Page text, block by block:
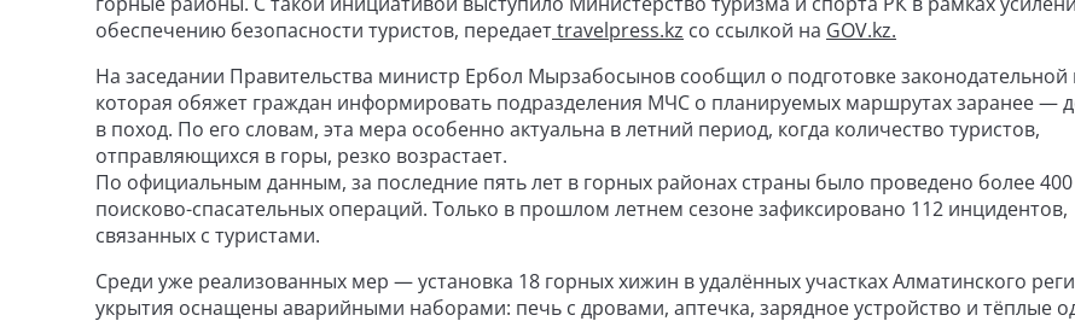
обеспечению безопасности туристов, передаетtravelpress.kz со ссылкой на GOV.kz.
На заседании Правительства министр Ербол Мырзабосынов сообщил о подготовке
которая обяжет граждан информировать подразделения МЧС о планируемых маршрутах заранее —
в поход. По его словам, эта мера особенно актуальна в летний период, когда количество туристов,
отправляющихся в горы, резко возрастает.
По официальным данным, за последние пять лет в горных районах страны было проведено более 400
поисково-спасательных операций. Только в прошлом летнем сезоне зафиксировано 112 инцидентов,
связанных с туристами.
Среди уже реализованных мер — установка 18 горных хижин в удалённых участках Алматинского
укрытия оснащены аварийными наборами: печь с дровами, аптечка, зарядное устройство и тёплые